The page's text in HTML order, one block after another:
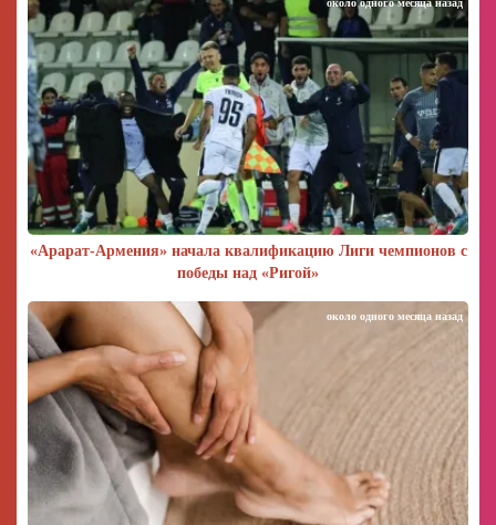
«Арарат‑Армения» начала квалификацию Лиги чемпионов с
победы над «Ригой»
около одного месяца назад